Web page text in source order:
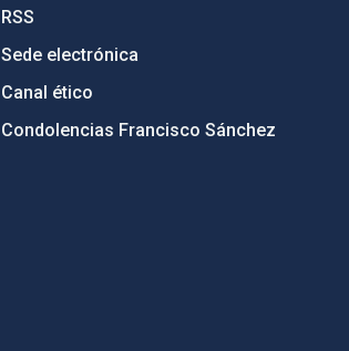
RSS
Sede electrónica
Canal ético
Condolencias Francisco Sánchez